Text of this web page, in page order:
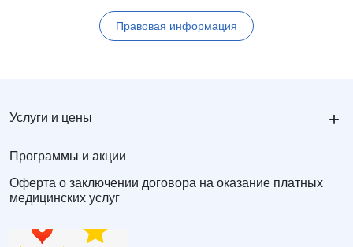
Правовая информация
Услуги и цены +
Программы и акции
Оферта о заключении договора на оказание платных
медицинских услуг